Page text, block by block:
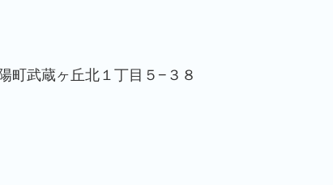
町武蔵ヶ丘北１丁目５−３８